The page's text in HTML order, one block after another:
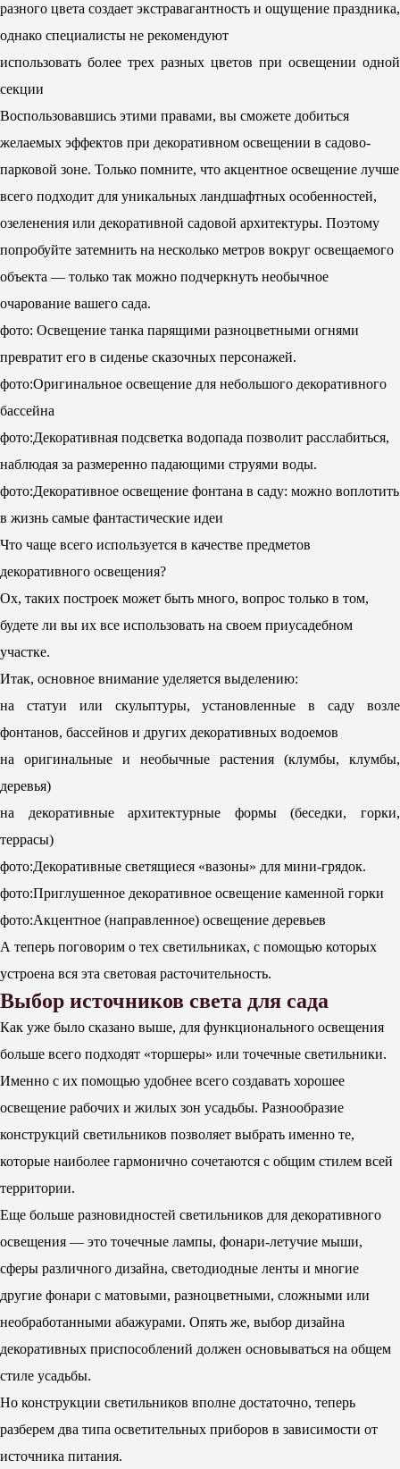
разного цвета создает экстравагантность и ощущение праздника,
однако специалисты не рекомендуют
использовать более трех разных цветов при освещении одной
секции
Воспользовавшись этими правами, вы сможете добиться
желаемых эффектов при декоративном освещении в садово-
парковой зоне. Только помните, что акцентное освещение лучше
всего подходит для уникальных ландшафтных особенностей,
озеленения или декоративной садовой архитектуры. Поэтому
попробуйте затемнить на несколько метров вокруг освещаемого
объекта — только так можно подчеркнуть необычное
очарование вашего сада.
фото: Освещение танка парящими разноцветными огнями
превратит его в сиденье сказочных персонажей.
фото:Оригинальное освещение для небольшого декоративного
бассейна
фото:Декоративная подсветка водопада позволит расслабиться,
наблюдая за размеренно падающими струями воды.
фото:Декоративное освещение фонтана в саду: можно воплотить
в жизнь самые фантастические идеи
Что чаще всего используется в качестве предметов
декоративного освещения?
Ох, таких построек может быть много, вопрос только в том,
будете ли вы их все использовать на своем приусадебном
участке.
Итак, основное внимание уделяется выделению:
на статуи или скульптуры, установленные в саду возле
фонтанов, бассейнов и других декоративных водоемов
на оригинальные и необычные растения (клумбы, клумбы,
деревья)
на декоративные архитектурные формы (беседки, горки,
террасы)
фото:Декоративные светящиеся «вазоны» для мини-грядок.
фото:Приглушенное декоративное освещение каменной горки
фото:Акцентное (направленное) освещение деревьев
А теперь поговорим о тех светильниках, с помощью которых
устроена вся эта световая расточительность.
Выбор источников света для сада
Как уже было сказано выше, для функционального освещения
больше всего подходят «торшеры» или точечные светильники.
Именно с их помощью удобнее всего создавать хорошее
освещение рабочих и жилых зон усадьбы. Разнообразие
конструкций светильников позволяет выбрать именно те,
которые наиболее гармонично сочетаются с общим стилем всей
территории.
Еще больше разновидностей светильников для декоративного
освещения — это точечные лампы, фонари-летучие мыши,
сферы различного дизайна, светодиодные ленты и многие
другие фонари с матовыми, разноцветными, сложными или
необработанными абажурами. Опять же, выбор дизайна
декоративных приспособлений должен основываться на общем
стиле усадьбы.
Но конструкции светильников вполне достаточно, теперь
разберем два типа осветительных приборов в зависимости от
источника питания.